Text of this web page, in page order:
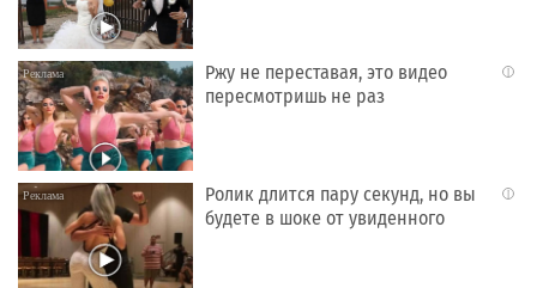
i
Ржу не переставая, это видео
пересмотришь не раз
i
Ролик длится пару секунд, но вы
будете в шоке от увиденного